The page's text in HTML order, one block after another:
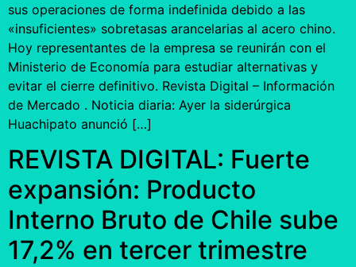
sus operaciones de forma indefinida debido a las
«insuficientes» sobretasas arancelarias al acero chino.
Hoy representantes de la empresa se reunirán con el
Ministerio de Economía para estudiar alternativas y
evitar el cierre definitivo. Revista Digital – Información
de Mercado . Noticia diaria: Ayer la siderúrgica
Huachipato anunció […]
REVISTA DIGITAL: Fuerte
expansión: Producto
Interno Bruto de Chile sube
17,2% en tercer trimestre